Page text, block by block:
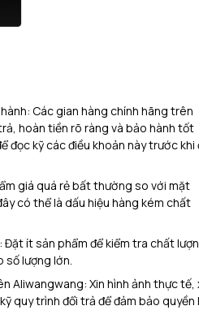
Các gian hàng chính hãng trên
hoàn tiền rõ ràng và bảo hành tốt
đọc kỹ các điều khoản này trước khi
giá quá rẻ bất thường so với mặt
có thể là dấu hiệu hàng kém chất
ít sản phẩm để kiểm tra chất
số lượng lớn.​
Aliwangwang: Xin hình ảnh thực tế,
quy trình đổi trả để đảm bảo quyền